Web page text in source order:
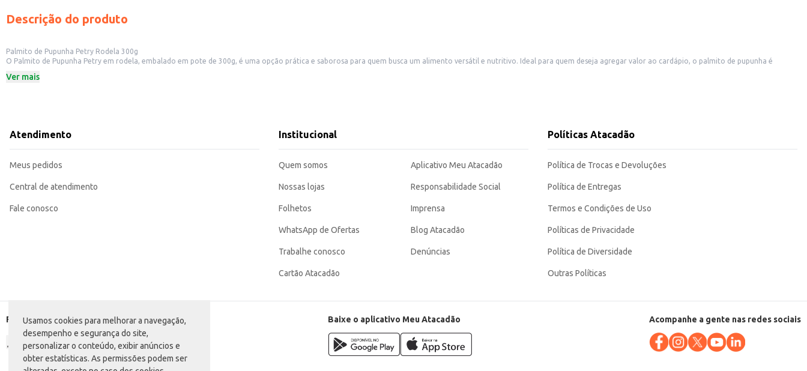
Usamos cookies para melhorar a navegação,
desempenho e segurança do site,
personalizar o conteúdo, exibir anúncios e
obter estatísticas. As permissões podem ser
Descrição do produto
Palmito de Pupunha Petry Rodela 300g
O Palmito de Pupunha Petry em rodela, embalado em pote de 300g, é uma opção prática e saborosa para quem busca um alimento versátil e nutritivo. Ideal para quem deseja agregar valor ao cardápio, o palmito de pupunha é
Este produto é perfeito para:
Utilize como ingrediente em tortas e quiches.
Prepare deliciosos petiscos, como palmito com azeite e ervas finas.
O Palmito de Pupunha Petry Rodela 300g é uma escolha inteligente para quem busca um produto saboroso, prático e com diversas possibilidades de uso, agregando valor e sabor às suas preparações.
Ver mais
Atendimento
Meus pedidos
Central de atendimento
Fale conosco
Institucional
Quem somos
Nossas lojas
Folhetos
WhatsApp de Ofertas
Trabalhe conosco
Cartão Atacadão
Aplicativo Meu Atacadão
Responsabilidade Social
Imprensa
Blog Atacadão
Denúncias
Políticas Atacadão
Política de Trocas e Devoluções
Política de Entregas
Termos e Condições de Uso
Políticas de Privacidade
Política de Diversidade
Outras Políticas
Formas de pagamento Baixe o aplicativo Meu Atacadão Acompanhe a gente nas redes sociais